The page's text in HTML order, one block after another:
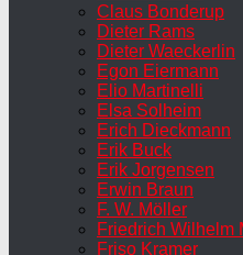
Claus Bonderup
Dieter Rams
Dieter Waeckerlin
Egon Eiermann
Elio Martinelli
Elsa Solheim
Erich Dieckmann
Erik Buck
Erik Jorgensen
Erwin Braun
F. W. Möller
Friedrich Wilhelm
Friso Kramer